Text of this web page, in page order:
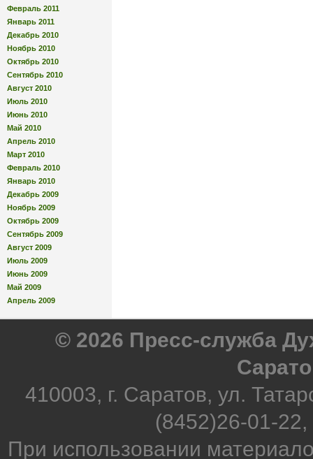
Февраль 2011
Январь 2011
Декабрь 2010
Ноябрь 2010
Октябрь 2010
Сентябрь 2010
Август 2010
Июль 2010
Июнь 2010
Май 2010
Апрель 2010
Март 2010
Февраль 2010
Январь 2010
Декабрь 2009
Ноябрь 2009
Октябрь 2009
Сентябрь 2009
Август 2009
Июль 2009
Июнь 2009
Май 2009
Апрель 2009
© 2026 Пресс-служба
410003, г. Саратов, ул.
(8452)26-01-
При использовании